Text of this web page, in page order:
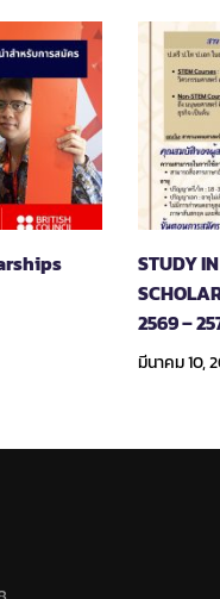
STUDY
2569 –
มีนาคม 10,